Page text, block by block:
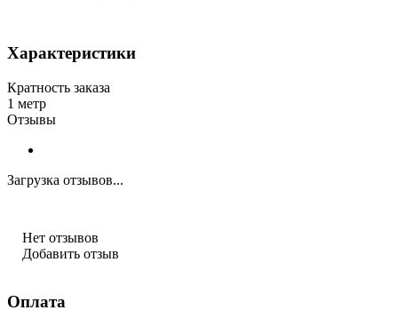
Характеристики
Кратность заказа
1 метр
Отзывы
Загрузка отзывов...
Нет отзывов
Добавить отзыв
Оплата